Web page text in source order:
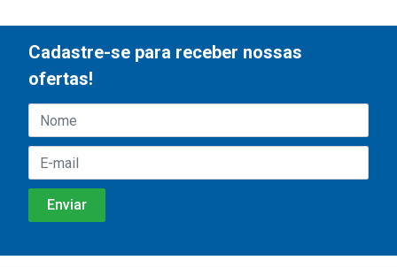
Cadastre-se para receber nossas
ofertas!